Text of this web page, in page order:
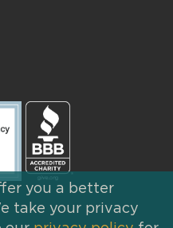
you a better
take your privacy